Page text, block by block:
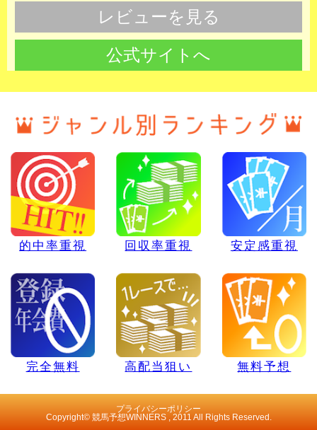
レビューを見る
公式サイトへ
的中率重視 回収率重視 安定感重視
完全無料 高配当狙い 無料予想
プライバシーポリシー
Copyright© 競馬予想WINNERS , 2011 All Rights Reserved.